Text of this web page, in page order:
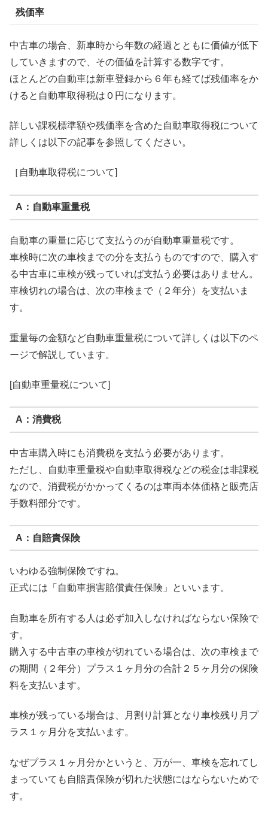
残価率
中古車の場合、新車時から年数の経過とともに価値が低下
していきますので、その価値を計算する数字です。
ほとんどの自動車は新車登録から６年も経てば残価率をか
けると自動車取得税は０円になります。
詳しい課税標準額や残価率を含めた自動車取得税について
詳しくは以下の記事を参照してください。
［自動車取得税について]
A：自動車重量税
自動車の重量に応じて支払うのが自動車重量税です。
車検時に次の車検までの分を支払うものですので、購入す
る中古車に車検が残っていれば支払う必要はありません。
車検切れの場合は、次の車検まで（２年分）を支払いま
す。
重量毎の金額など自動車重量税について詳しくは以下のペ
ージで解説しています。
[自動車重量税について]
A：消費税
中古車購入時にも消費税を支払う必要があります。
ただし、自動車重量税や自動車取得税などの税金は非課税
なので、消費税がかかってくるのは車両本体価格と販売店
手数料部分です。
A：自賠責保険
いわゆる強制保険ですね。
正式には「自動車損害賠償責任保険」といいます。
自動車を所有する人は必ず加入しなければならない保険で
す。
購入する中古車の車検が切れている場合は、次の車検まで
の期間（２年分）プラス１ヶ月分の合計２５ヶ月分の保険
料を支払います。
車検が残っている場合は、月割り計算となり車検残り月プ
ラス１ヶ月分を支払います。
なぜプラス１ヶ月分かというと、万が一、車検を忘れてし
まっていても自賠責保険が切れた状態にはならないためで
す。